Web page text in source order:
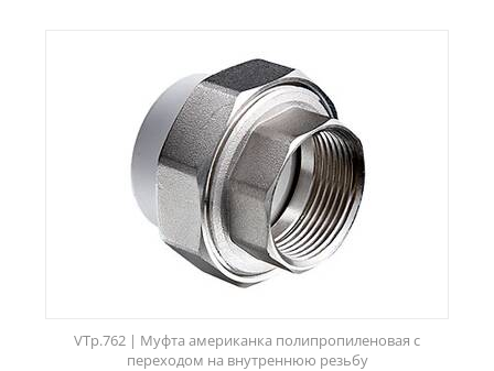
VTp.762 | Муфта американка полипропиленовая с
переходом на внутреннюю резьбу